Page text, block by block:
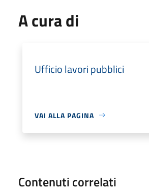
A cura di
Ufficio lavori pubblici
VAI ALLA PAGINA
Contenuti correlati